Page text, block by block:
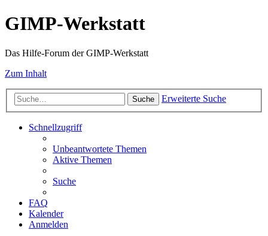
GIMP-Werkstatt
Das Hilfe-Forum der GIMP-Werkstatt
Zum Inhalt
Suche Erweiterte Suche
Schnellzugriff
Unbeantwortete Themen
Aktive Themen
Suche
FAQ
Kalender
Anmelden